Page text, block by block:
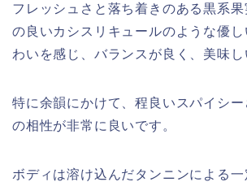
フレッシュさと落ち着きのある黒系果
の良いカシスリキュールのような優
わいを感じ、バランスが良く、美味し
特に余韻にかけて、程良いスパイシー
の相性が非常に良いです。
ボディは溶け込んだタンニンによる一